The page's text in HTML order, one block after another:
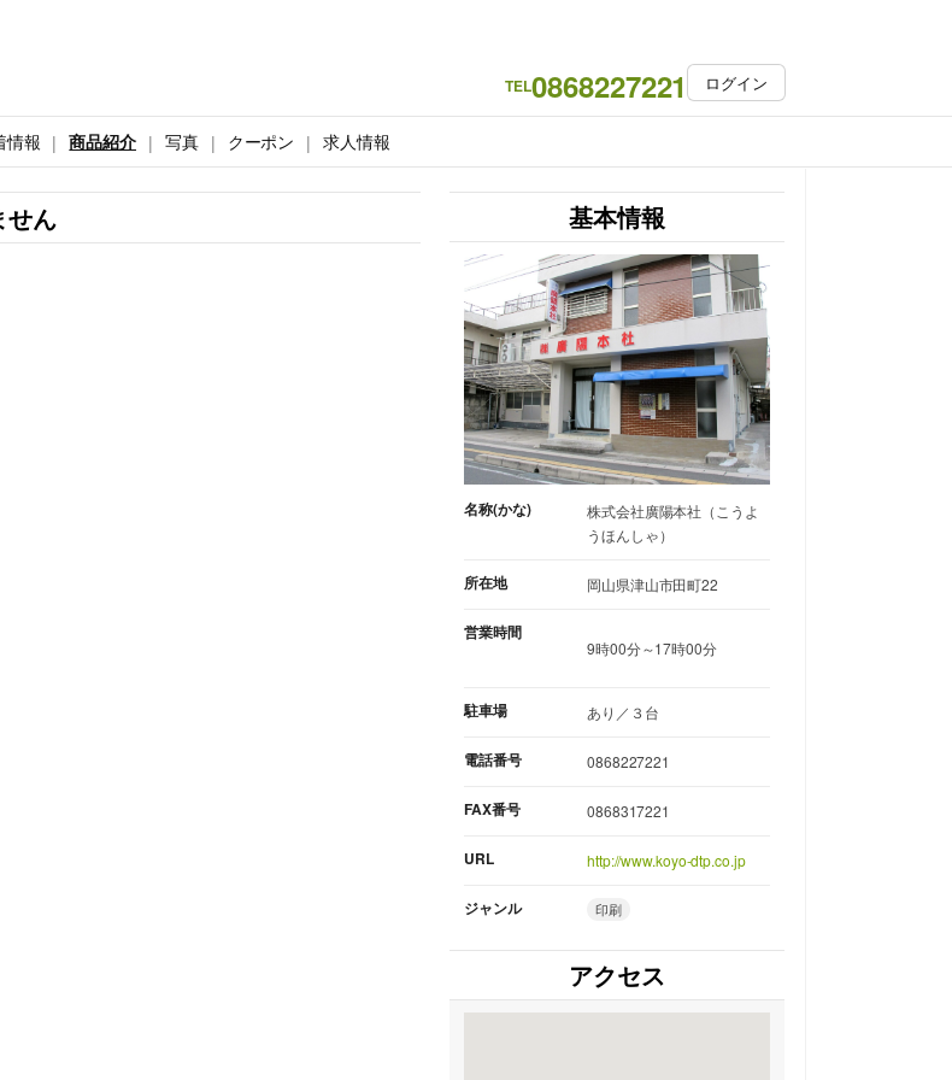
TEL0868227221 ログイン
情報 商品紹介 写真 クーポン 求人情報
せん 基本情報
名称(かな)
株式会社廣陽本社（こうよ
うほんしゃ）
所在地 岡山県津山市田町22
営業時間
9時00分～17時00分
駐車場 あり／３台
電話番号 0868227221
FAX番号 0868317221
URL http://www.koyo-dtp.co.jp
ジャンル 印刷
アクセス